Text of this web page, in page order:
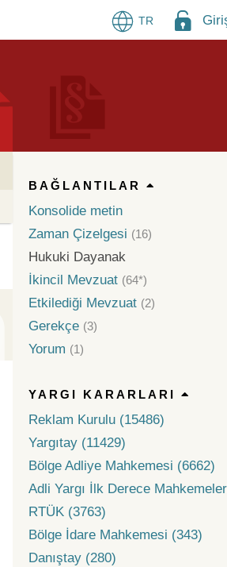
TR
BAĞLANTILAR
Konsolide metin
Zaman Çizelgesi (16)
Hukuki Dayanak
İkincil Mevzuat (64*)
Etkilediği Mevzuat (2)
Gerekçe (3)
Yorum (1)
YARGI KARARLARI
Reklam Kurulu (15486)
Yargıtay (11429)
Bölge Adliye Mahkemesi (6662)
Adli Yargı İlk Derece
RTÜK (3763)
Bölge İdare Mahkemesi (343)
Danıştay (280)